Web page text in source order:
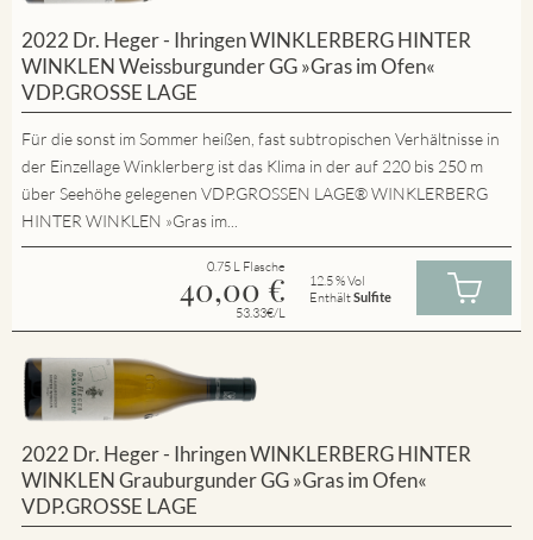
2022 Dr. Heger - Ihringen WINKLERBERG HINTER
WINKLEN Weissburgunder GG »Gras im Ofen«
VDP.GROSSE LAGE
Für die sonst im Sommer heißen, fast subtropischen Verhältnisse in
der Einzellage Winklerberg ist das Klima in der auf 220 bis 250 m
über Seehöhe gelegenen VDP.GROSSEN LAGE® WINKLERBERG
HINTER WINKLEN »Gras im...
0.75 L Flasche
40,00 €
53.33€/L
12.5 % Vol
EnthältSulfite
2022 Dr. Heger - Ihringen WINKLERBERG HINTER
WINKLEN Grauburgunder GG »Gras im Ofen«
VDP.GROSSE LAGE